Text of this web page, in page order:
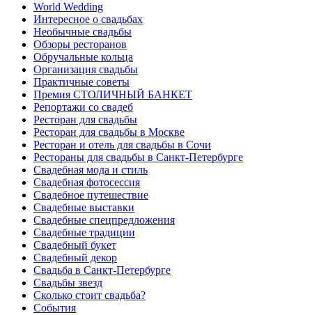
World Wedding
Интересное о свадьбах
Необычные свадьбы
Обзоры ресторанов
Обручальные кольца
Организация свадьбы
Практичные советы
Премия СТОЛИЧНЫЙ БАНКЕТ
Репортажи со свадеб
Ресторан для свадьбы
Ресторан для свадьбы в Москве
Ресторан и отель для свадьбы в Сочи
Рестораны для свадьбы в Санкт-Петербурге
Свадебная мода и стиль
Свадебная фотосессия
Свадебное путешествие
Свадебные выставки
Свадебные спецпредложения
Свадебные традиции
Свадебный букет
Свадебный декор
Свадьба в Санкт-Петербурге
Свадьбы звезд
Сколько стоит свадьба?
События